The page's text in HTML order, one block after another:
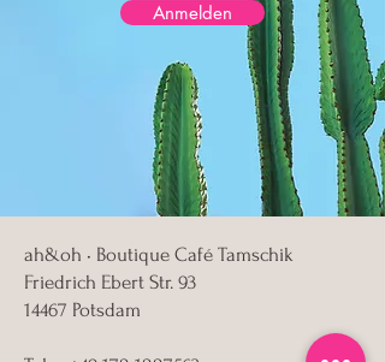
Anmelden
ah&oh • Boutique Café Tamschik
Friedrich Ebert Str. 93
14467 Potsdam